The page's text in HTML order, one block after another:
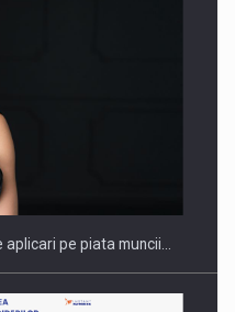
COMPANIES ON THE
pe piata muncii…